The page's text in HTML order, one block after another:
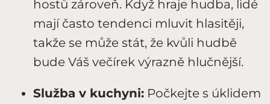
hostů zároveň. Když hraje hudba, lidé
mají často tendenci mluvit hlasitěji,
takže se může stát, že kvůli hudbě
bude Váš večírek výrazně hlučnější.
Služba v kuchyni: Počkejte s úklidem